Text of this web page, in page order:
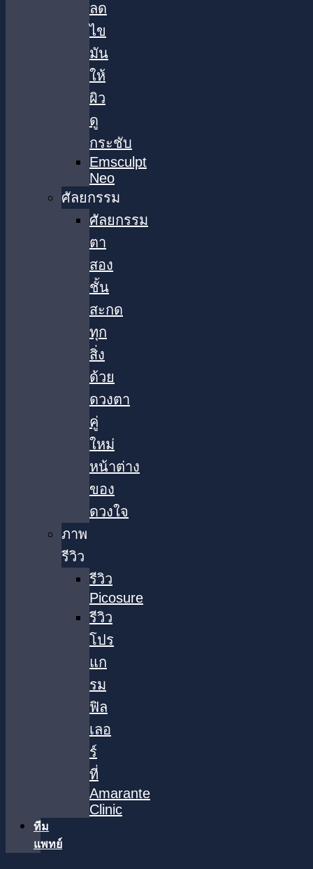
ลด
ไข
มัน
ให้
ผิว
ดู
กระชับ
Emsculpt
Neo
ศัลยกรรม
ศัลยกรรม
ตา
สอง
ชั้น
สะกด
ทุก
สิ่ง
ด้วย
ดวงตา
คู่
ใหม่
หน้าต่าง
ของ
ดวงใจ
ภาพ
รีวิว
รีวิว
Picosure
รีวิว
โปร
แก
รม
ฟิล
เลอ
ร์
ที่
Amarante
Clinic
ทีม
แพทย์